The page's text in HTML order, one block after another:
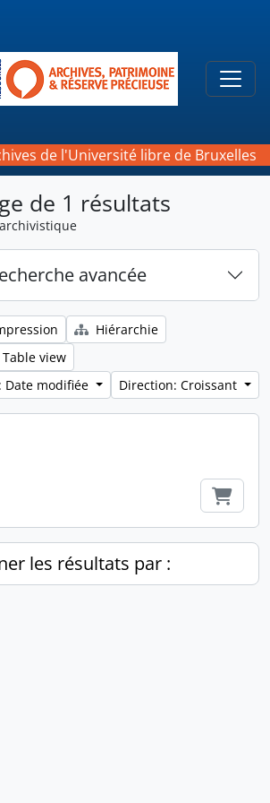
de l'Université libre de Bruxelles
de 1 résultats
avancée
Hiérarchie
Table view
Date modifiée
Direction: Croissant
les résultats par :